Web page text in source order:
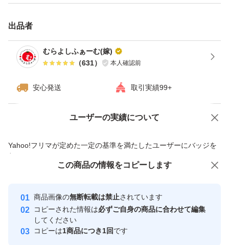
月・水・金曜日が収穫です。
収穫日の配送手続き予定ですが
業務状況により、翌日の配送手続きと
ご了承くださいm(_ _)m
常温配送のため、配送日数がかかる地域、
トマトが凍る可能性がございます。
出品者
むらよしふぁーむ(嫁)
（631） 本人確認前
安心発送 取引実績99+
ユーザーの実績について
Yahoo!フリマが定めた一定の基準を満たしたユーザーにバッジを
付与しています
安心取引出品者
心・安全なユーザーです
取引実績
価格の相談 商品への質問
この商品の情報をコピーします
商品画像の無断転載は禁止されています
コピーされた情報は必ずご自身の商品に合わせて編集
してください
コピーは1商品につき1回です
この商品をみている人にオススメ